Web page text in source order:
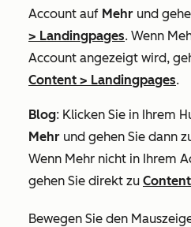
Account auf Mehr und
> Landingpages. Wenn
Account angezeigt wird,
Content > Landingpages.
Blog: Klicken Sie in Ihrem
Mehr und gehen Sie dann
Wenn Mehr nicht in Ihrem
gehen Sie direkt zu Content
Bewegen Sie den